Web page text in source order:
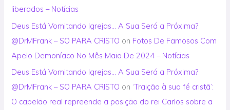
liberados – Notícias
Deus Está Vomitando Igrejas… A Sua Será a Próxima?
@DrMFrank – SO PARA CRISTO on Fotos De Famosos Com
Apelo Demoníaco No Mês Maio De 2024 – Notícias
Deus Está Vomitando Igrejas… A Sua Será a Próxima?
@DrMFrank – SO PARA CRISTO on ‘Traição à sua fé cristã’:
O capelão real repreende a posição do rei Carlos sobre a